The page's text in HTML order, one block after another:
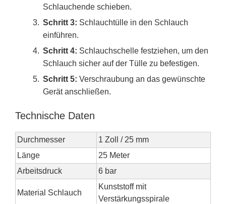
Schlauchende schieben.
Schritt 3: Schlauchtülle in den Schlauch
einführen.
Schritt 4: Schlauchschelle festziehen, um den
Schlauch sicher auf der Tülle zu befestigen.
Schritt 5: Verschraubung an das gewünschte
Gerät anschließen.
Technische Daten
Durchmesser
1 Zoll / 25 mm
Länge
25 Meter
Arbeitsdruck
6 bar
Material Schlauch
Kunststoff mit
Verstärkungsspirale